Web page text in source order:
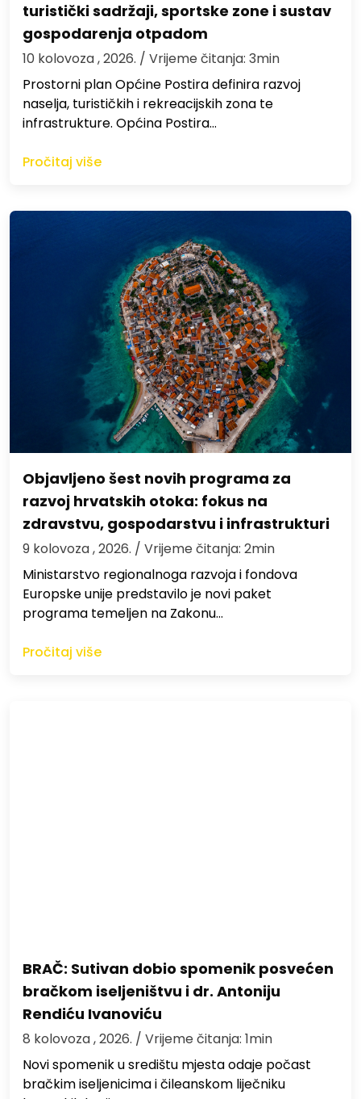
turistički sadržaji, sportske zone i sustav
gospodarenja otpadom
10 kolovoza , 2026. / Vrijeme čitanja: 3min
Prostorni plan Općine Postira definira razvoj
naselja, turističkih i rekreacijskih zona te
infrastrukture. Općina Postira…
Pročitaj više
Objavljeno šest novih programa za
razvoj hrvatskih otoka: fokus na
zdravstvu, gospodarstvu i infrastrukturi
9 kolovoza , 2026. / Vrijeme čitanja: 2min
Ministarstvo regionalnoga razvoja i fondova
Europske unije predstavilo je novi paket
programa temeljen na Zakonu…
Pročitaj više
BRAČ: Sutivan dobio spomenik posvećen
bračkom iseljeništvu i dr. Antoniju
Rendiću Ivanoviću
8 kolovoza , 2026. / Vrijeme čitanja: 1min
Novi spomenik u središtu mjesta odaje počast
bračkim iseljenicima i čileanskom liječniku